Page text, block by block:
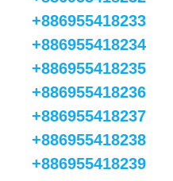
+886955418233
+886955418234
+886955418235
+886955418236
+886955418237
+886955418238
+886955418239